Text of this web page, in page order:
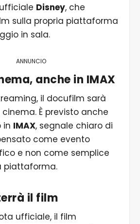
Disney, che
sulla propria piattaforma
in sala.
ANNUNCIO
anche in IMAX
il docufilm sarà
È previsto anche
in IMAX, segnale chiaro di
come evento
e non come semplice
piattaforma.
il film
ufficiale, il film